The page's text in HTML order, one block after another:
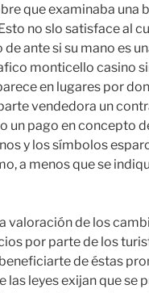
que examinaba una
no slo satisface al
ante si su mano es
monticello casino
en lugares por
vendedora un
un pago en concepto
y los símbolos
a menos que se
valoración de los
por parte de los
de éstas
las leyes exijan que se